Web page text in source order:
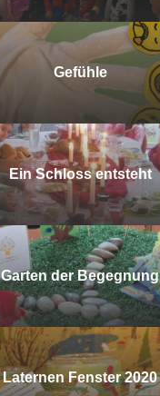
Gefühle
Ein Schloss entsteht
Garten der Begegnung
Laternen Fenster 2020